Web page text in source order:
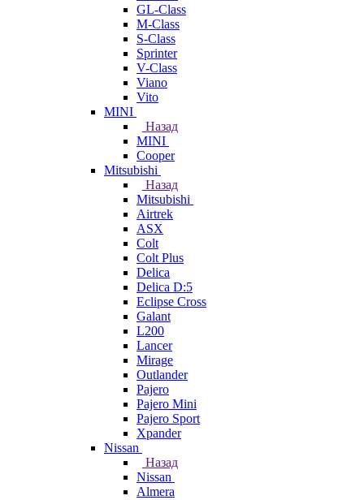
GL-Class
M-Class
S-Class
Sprinter
V-Class
Viano
Vito
MINI
Назад
MINI
Cooper
Mitsubishi
Назад
Mitsubishi
Airtrek
ASX
Colt
Colt Plus
Delica
Delica D:5
Eclipse Cross
Galant
L200
Lancer
Mirage
Outlander
Pajero
Pajero Mini
Pajero Sport
Xpander
Nissan
Назад
Nissan
Almera